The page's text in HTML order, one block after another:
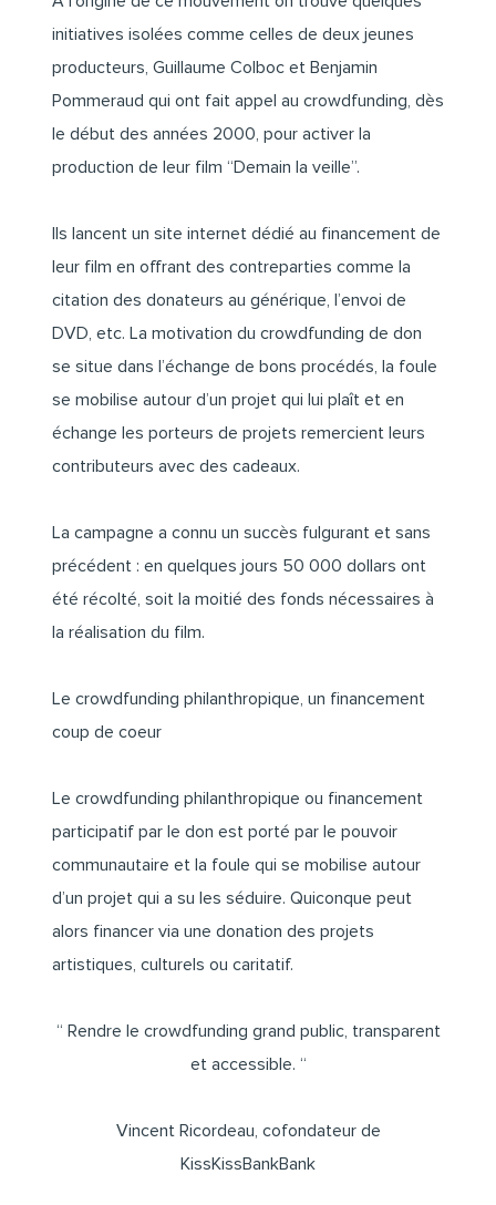
initiatives isolées comme celles de deux jeunes
producteurs, Guillaume Colboc et Benjamin
Pommeraud qui ont fait appel au crowdfunding, dès
le début des années 2000, pour activer la
production de leur film “Demain la veille”.
Ils lancent un site internet dédié au financement de
leur film en offrant des contreparties comme la
citation des donateurs au générique, l’envoi de
DVD, etc. La motivation du crowdfunding de don
se situe dans l’échange de bons procédés, la foule
se mobilise autour d’un projet qui lui plaît et en
échange les porteurs de projets remercient leurs
contributeurs avec des cadeaux.
La campagne a connu un succès fulgurant et sans
précédent : en quelques jours 50 000 dollars ont
été récolté, soit la moitié des fonds nécessaires à
la réalisation du film.
Le crowdfunding philanthropique, un financement
coup de coeur
Le crowdfunding philanthropique ou financement
participatif par le don est porté par le pouvoir
communautaire et la foule qui se mobilise autour
d’un projet qui a su les séduire. Quiconque peut
alors financer via une donation des projets
artistiques, culturels ou caritatif.
“ Rendre le crowdfunding grand public, transparent
et accessible. “
Vincent Ricordeau, cofondateur de
KissKissBankBank